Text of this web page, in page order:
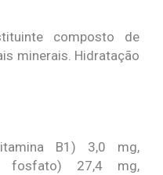
composto de
minerais. Hidratação
B1) 3,0 mg,
fosfato) 27,4 mg,